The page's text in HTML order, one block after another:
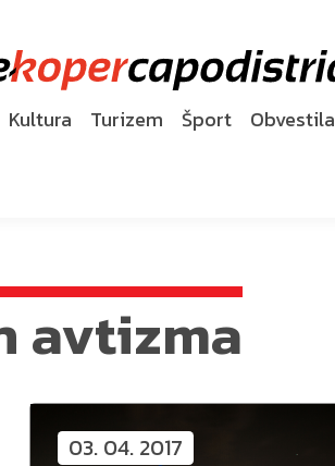
Kultura Turizem Šport Obvestila
avtizma
03. 04. 2017